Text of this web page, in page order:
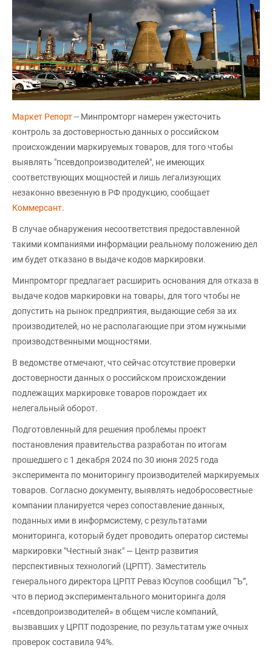
Маркет Репорт-- Минпромторг намерен ужесточить
контроль за достоверностью данных о российском
происхождении маркируемых товаров, для того чтобы
выявлять "псевдопроизводителей", не имеющих
соответствующих мощностей и лишь легализующих
незаконно ввезенную в РФ продукцию, сообщает
Коммерсант.
В случае обнаружения несоответствия предоставленной
такими компаниями информации реальному положению дел
им будет отказано в выдаче кодов маркировки.
Минпромторг предлагает расширить основания для отказа в
выдаче кодов маркировки на товары, для того чтобы не
допустить на рынок предприятия, выдающие себя за их
производителей, но не располагающие при этом нужными
производственными мощностями.
В ведомстве отмечают, что сейчас отсутствие проверки
достоверности данных о российском происхождении
подлежащих маркировке товаров порождает их
нелегальный оборот.
Подготовленный для решения проблемы проект
постановления правительства разработан по итогам
прошедшего с 1 декабря 2024 по 30 июня 2025 года
эксперимента по мониторингу производителей маркируемых
товаров. Согласно документу, выявлять недобросовестные
компании планируется через сопоставление данных,
поданных ими в информсистему, с результатами
мониторинга, который будет проводить оператор системы
маркировки "Честный знак" — Центр развития
перспективных технологий (ЦРПТ). Заместитель
генерального директора ЦРПТ Реваз Юсупов сообщил “Ъ”,
что в период экспериментального мониторинга доля
«псевдопроизводителей» в общем числе компаний,
вызвавших у ЦРПТ подозрение, по результатам уже очных
проверок составила 94%.